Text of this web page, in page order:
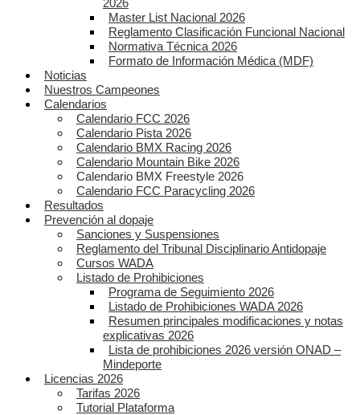
2026
Master List Nacional 2026
Reglamento Clasificación Funcional Nacional
Normativa Técnica 2026
Formato de Información Médica (MDF)
Noticias
Nuestros Campeones
Calendarios
Calendario FCC 2026
Calendario Pista 2026
Calendario BMX Racing 2026
Calendario Mountain Bike 2026
Calendario BMX Freestyle 2026
Calendario FCC Paracycling 2026
Resultados
Prevención al dopaje
Sanciones y Suspensiones
Reglamento del Tribunal Disciplinario Antidopaje
Cursos WADA
Listado de Prohibiciones
Programa de Seguimiento 2026
Listado de Prohibiciones WADA 2026
Resumen principales modificaciones y notas
explicativas 2026
Lista de prohibiciones 2026 versión ONAD –
Mindeporte
Licencias 2026
Tarifas 2026
Tutorial Plataforma